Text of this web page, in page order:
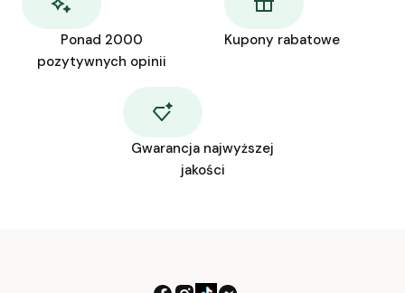
Ponad 2000
pozytywnych opinii
Kupony rabatowe
Gwarancja najwyższej
jakości